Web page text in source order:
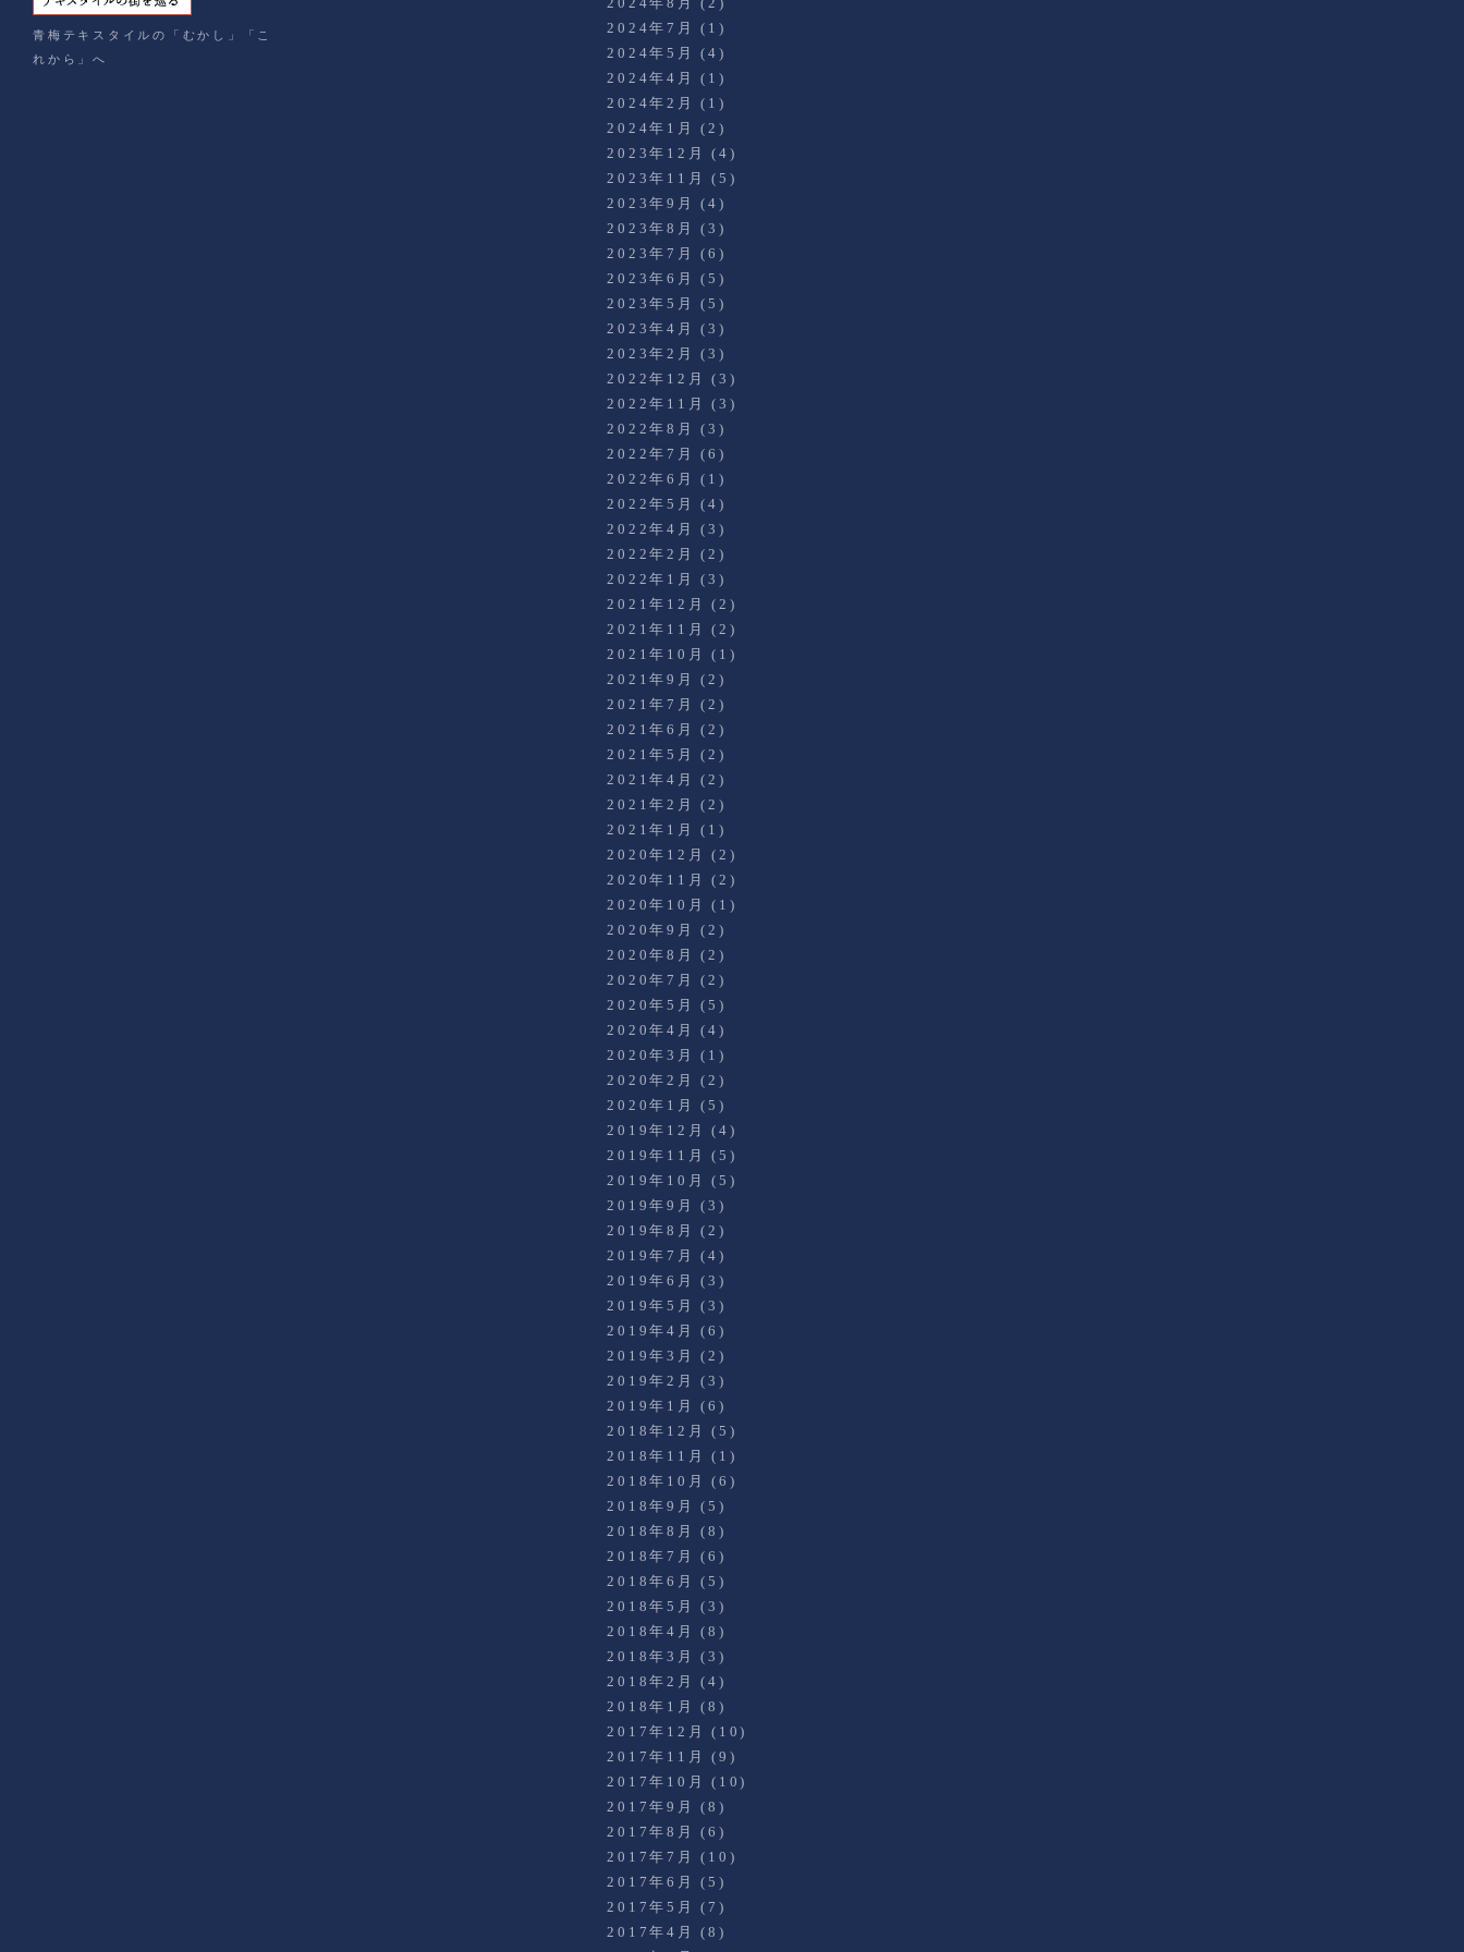
青梅テキスタイルの「むかし」「こ
れから」へ
2024年7月
(1)
2024年5月
(4)
2024年4月
(1)
2024年2月
(1)
2024年1月
(2)
2023年12月
(4)
2023年11月
(5)
2023年9月
(4)
2023年8月
(3)
2023年7月
(6)
2023年6月
(5)
2023年5月
(5)
2023年4月
(3)
2023年2月
(3)
2022年12月
(3)
2022年11月
(3)
2022年8月
(3)
2022年7月
(6)
2022年6月
(1)
2022年5月
(4)
2022年4月
(3)
2022年2月
(2)
2022年1月
(3)
2021年12月
(2)
2021年11月
(2)
2021年10月
(1)
2021年9月
(2)
2021年7月
(2)
2021年6月
(2)
2021年5月
(2)
2021年4月
(2)
2021年2月
(2)
2021年1月
(1)
2020年12月
(2)
2020年11月
(2)
2020年10月
(1)
2020年9月
(2)
2020年8月
(2)
2020年7月
(2)
2020年5月
(5)
2020年4月
(4)
2020年3月
(1)
2020年2月
(2)
2020年1月
(5)
2019年12月
(4)
2019年11月
(5)
2019年10月
(5)
2019年9月
(3)
2019年8月
(2)
2019年7月
(4)
2019年6月
(3)
2019年5月
(3)
2019年4月
(6)
2019年3月
(2)
2019年2月
(3)
2019年1月
(6)
2018年12月
(5)
2018年11月
(1)
2018年10月
(6)
2018年9月
(5)
2018年8月
(8)
2018年7月
(6)
2018年6月
(5)
2018年5月
(3)
2018年4月
(8)
2018年3月
(3)
2018年2月
(4)
2018年1月
(8)
2017年12月
(10)
2017年11月
(9)
2017年10月
(10)
2017年9月
(8)
2017年8月
(6)
2017年7月
(10)
2017年6月
(5)
2017年5月
(7)
2017年4月
(8)